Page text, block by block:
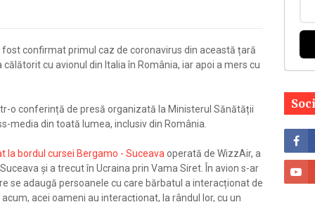
confirmat primul caz de coronavirus din această țară
cu avionul din Italia în România, iar apoi a mers cu
o conferință de presă organizată la Ministerul Sănătății
media din toată lumea, inclusiv din România.
la bordul cursei Bergamo - Suceava operată de WizzAir, a
și a trecut în Ucraina prin Vama Siret. În avion s-ar
se adaugă persoanele cu care bărbatul a interacționat de
acei oameni au interacționat, la rândul lor, cu un